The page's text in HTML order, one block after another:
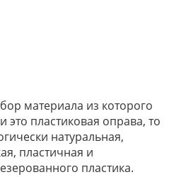
материала из которого
это пластиковая оправа, то
натуральная,
пластичная и
пластика.